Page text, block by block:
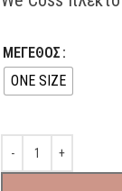
ΜΕΓΕΘΟΣ
ONE SIZE